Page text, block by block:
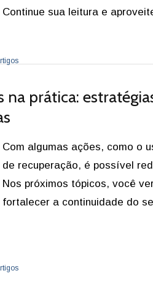
Continue sua leitura e
prática:
Com algumas ações, como o
de recuperação, é possível
Nos próximos tópicos, você
fortalecer a continuidade do